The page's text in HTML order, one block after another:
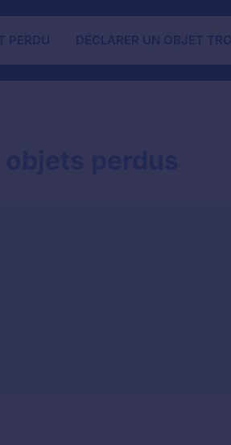
PERDU DÉCLARER UN OBJET